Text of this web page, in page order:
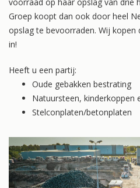
Groep koopt dan ook door heel
opslag te bevoorraden. Wij
in!
Heeft u een partij:
Oude gebakken bestrating
Natuursteen, kinderkoppen
Stelconplaten/betonplaten